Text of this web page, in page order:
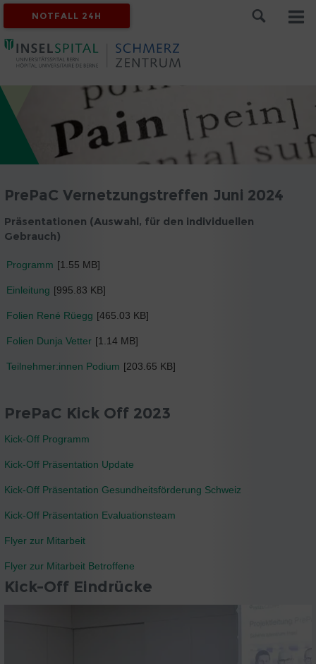
NOTFALL 24H
PrePaC Vernetzungstreffen Juni 2024
Präsentationen (Auswahl, für den individuellen
Gebrauch)
Programm [1.55 MB]
Einleitung [995.83 KB]
Folien René Rüegg [465.03 KB]
Folien Dunja Vetter [1.14 MB]
Teilnehmer:innen Podium [203.65 KB]
PrePaC Kick Off 2023
Kick-Off Programm
Kick-Off Präsentation Update
Kick-Off Präsentation Gesundheitsförderung Schweiz
Kick-Off Präsentation Evaluationsteam
Flyer zur Mitarbeit
Flyer zur Mitarbeit Betroffene
Kick-Off Eindrücke